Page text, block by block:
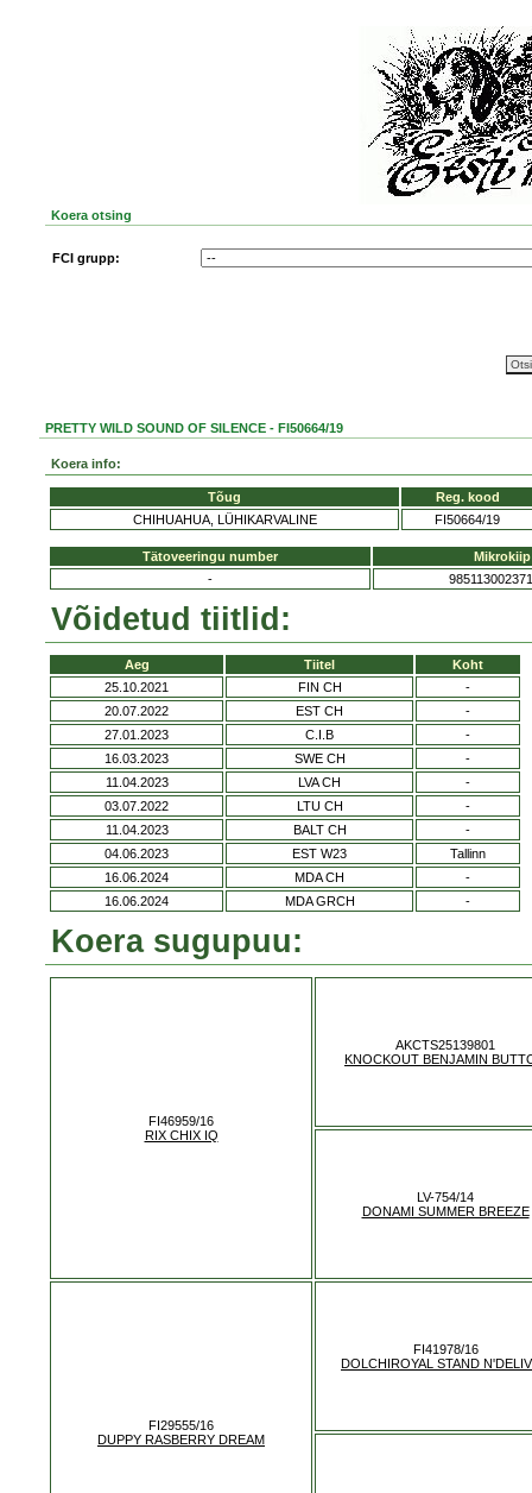
Koera otsing
FCI grupp:
PRETTY WILD SOUND OF SILENCE - FI50664/19
Koera info:
Tõug
Reg. kood
CHIHUAHUA, LÜHIKARVALINE
FI50664/19
Tätoveeringu number
Mikrokiip
-
Võidetud tiitlid:
Aeg Tiitel
Koht
25.10.2021
FIN CH
-
20.07.2022
EST CH
-
27.01.2023
C.I.B
-
16.03.2023
SWE CH
-
11.04.2023
LVA CH
-
03.07.2022
LTU CH
-
11.04.2023
BALT CH
-
04.06.2023
EST W23
Tallinn
16.06.2024
MDA CH
-
16.06.2024
MDA GRCH -
Koera sugupuu:
FI46959/16
RIX CHIX IQ
AKCTS25139801
KNOCKOUT BENJAMIN
LV-754/14
DONAMI SUMMER BREEZE
FI29555/16
DUPPY RASBERRY DREAM
FI41978/16
DOLCHIROYAL STAND